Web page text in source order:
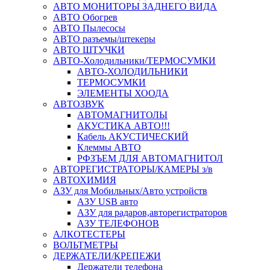
АВТО МОНИТОРЫ ЗАДНЕГО ВИДА
АВТО Обогрев
АВТО Пылесосы
АВТО разъемы/штекеры
АВТО ШТУЧКИ
АВТО-Холодильники/ТЕРМОСУМКИ
АВТО-ХОЛОДИЛЬНИКИ
ТЕРМОСУМКИ
ЭЛЕМЕНТЫ ХООДА
АВТОЗВУК
АВТОМАГНИТОЛЫ
АКУСТИКА АВТО!!!
Кабель АКУСТИЧЕСКИЙ
Клеммы АВТО
РФЗЪЕМ ДЛЯ АВТОМАГНИТОЛ
АВТОРЕГИСТРАТОРЫ/КАМЕРЫ з/в
АВТОХИМИЯ
АЗУ для Мобильных/Авто устройств
АЗУ USB авто
АЗУ для радаров,авторегистраторов
АЗУ ТЕЛЕФОНОВ
АЛКОТЕСТЕРЫ
ВОЛЬТМЕТРЫ
ДЕРЖАТЕЛИ/КРЕПЕЖИ
Держатели телефона